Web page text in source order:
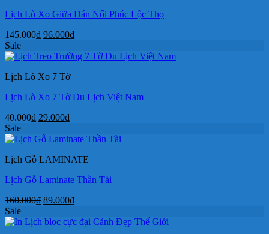
Lịch Lò Xo Giữa Dán Nổi Phúc Lộc Thọ
145.000₫ Giá
là:
96.000₫Giá
tại
Sale
Lịch Lò Xo 7 Tờ
Lịch Lò Xo 7 Tờ Du Lịch Việt Nam
40.000₫ Giá
là:
29.000₫Giá
tại
29.000₫.
Sale
Lịch Gỗ LAMINATE
Lịch Gỗ Laminate Thần Tài
160.000₫ Giá
là:
89.000₫Giá
tại
Sale